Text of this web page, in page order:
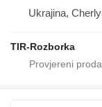
Ukrajina,
TIR-Rozborka